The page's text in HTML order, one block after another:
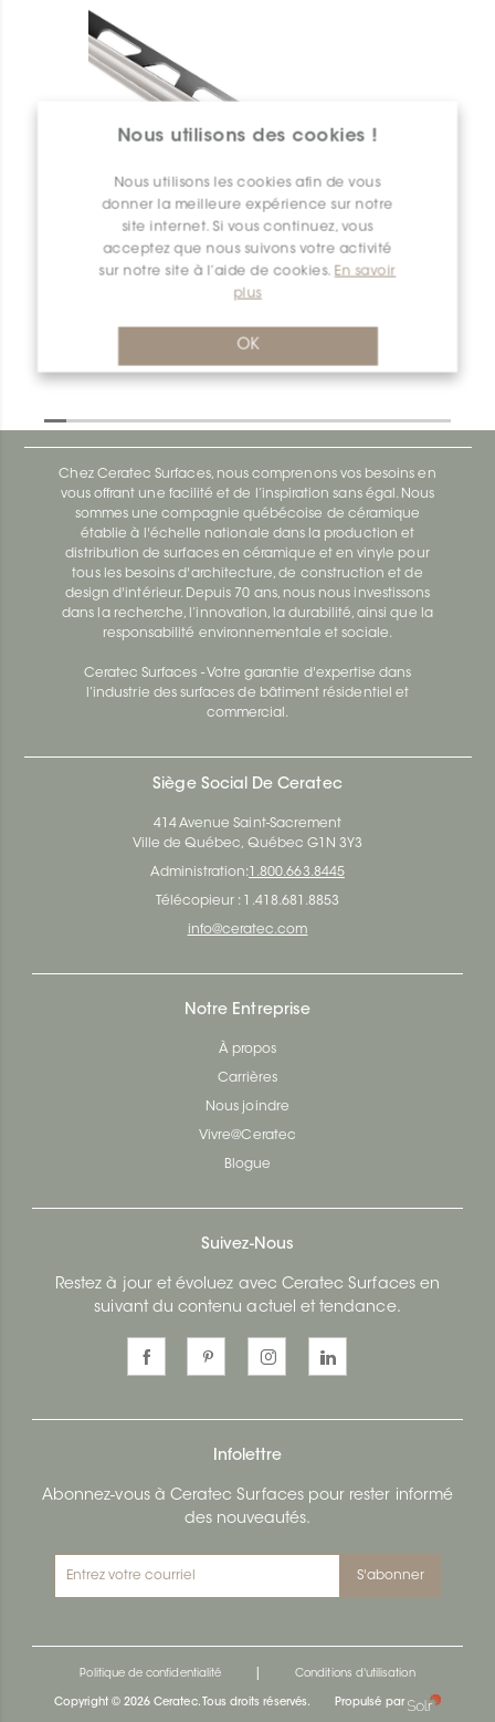
Nous utilisons des cookies !
Nous utilisons les cookies afin de vous
donner la meilleure expérience sur notre
site internet. Si vous continuez, vous
acceptez que nous suivons votre activité
sur notre site à l’aide de cookies. En savoir
plus
OK
Deco-Sg SG100AE12
Deco-Sg SG100ACB12
Chez Ceratec Surfaces, nous comprenons vos besoins en
vous offrant une facilité et de l’inspiration sans égal. Nous
sommes une compagnie québécoise de céramique
établie à l'échelle nationale dans la production et
distribution de surfaces en céramique et en vinyle pour
tous les besoins d'architecture, de construction et de
design d'intérieur. Depuis 70 ans, nous nous investissons
dans la recherche, l’innovation, la durabilité, ainsi que la
responsabilité environnementale et sociale.
Ceratec Surfaces - Votre garantie d'expertise dans
l’industrie des surfaces de bâtiment résidentiel et
commercial.
Siège Social De Ceratec
414 Avenue Saint-Sacrement
Ville de Québec, Québec G1N 3Y3
Administration: 1.800.663.8445
Télécopieur : 1.418.681.8853
info@ceratec.com
Notre Entreprise
À propos
Carrières
Nous joindre
Vivre@Ceratec
Blogue
Suivez-Nous
Restez à jour et évoluez avec Ceratec Surfaces en
suivant du contenu actuel et tendance.
Infolettre
Abonnez-vous à Ceratec Surfaces pour rester informé
des nouveautés.
S'abonner
Politique de confidentialité Conditions d'utilisation
Copyright © 2026 Ceratec. Tous droits réservés. Propulsé par